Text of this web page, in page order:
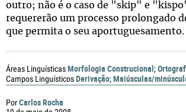
PorCarlos Rocha
outro; não é o caso de "skip" e
requererão um processo prolongado
que permita o seu aportuguesamento.
Áreas LinguísticasMorfologia Construcional;
Campos LinguísticosDerivação;Maiúsculas/